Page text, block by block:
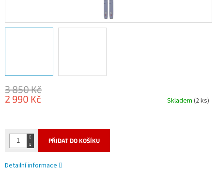
3 850 Kč
2 990 Kč
Skladem(2 ks)
PŘIDAT DO KOŠÍKU
Detailní informace